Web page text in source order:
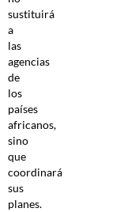
sustituirá
a
las
agencias
de
los
países
africanos,
sino
que
coordinará
sus
planes.